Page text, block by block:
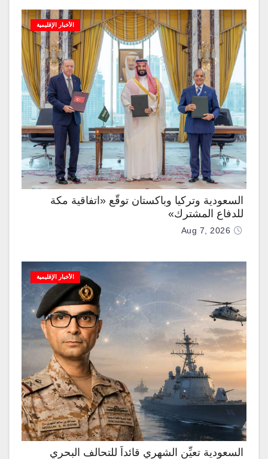
الأخبار الإقليمية
السعودية وتركيا وباكستان توقّع «اتفاقية مكة
للدفاع المشترك»
Aug 7, 2026
الأخبار الإقليمية
السعودية تعيِّن الشهري قائداً للتحالف البحري